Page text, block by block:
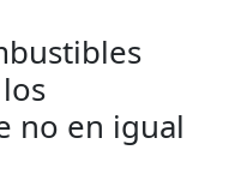
no en igual